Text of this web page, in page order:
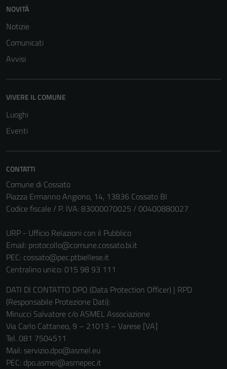
NOVITÀ
Notizie
Comunicati
Avvisi
VIVERE IL COMUNE
Luoghi
Eventi
CONTATTI
Comune di Cossato
Piazza Ermanno Angiono, 14, 13836 Cossato BI
Codice fiscale / P. IVA: 83000070025 / 00400880027
URP - Ufficio Relazioni con il Pubblico
Email: protocollo@comune.cossato.bi.it
PEC: cossato@pec.ptbiellese.it
Centralino unico: 015 98 93 111
DATI DI CONTATTO DPO (Data Protection Officer) | RPD
(Responsabile Protezione Dati):
Minucci Salvatore c/o ASMEL Associazione
Via Carlo Cattaneo, 9 – 21013 – Varese [VA]
Tel. 081 7504511
Mail: servizio.dpo@asmel.eu
PEC: dpo.asmel@asmepec.it
non raccolgono
informazioni